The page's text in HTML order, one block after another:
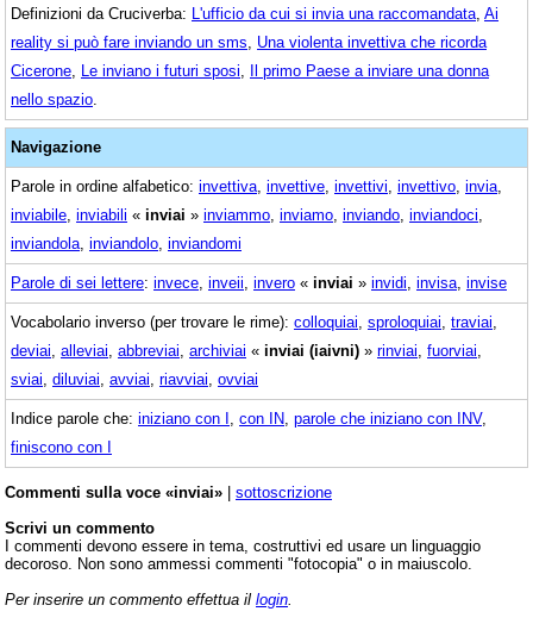
Definizioni da Cruciverba: L'ufficio da cui si invia una raccomandata Ai
reality si può fare inviando un sms
Una violenta invettiva che ricorda
Cicerone Le inviano i futuri sposi
Il primo Paese a inviare una donna
nello spazio
Navigazione
Parole in ordine alfabetico: invettiva invettive invettivi invettivo invia
inviabile inviabili « inviai » inviammo inviamo inviando inviandoci
inviandola inviandolo inviandomi
Parole di sei lettere: invece inveii invero « inviai » invidi invisa invise
Vocabolario inverso (per trovare le rime): colloquiai sproloquiai traviai
deviai alleviai abbreviai archiviai « inviai (iaivni) » rinviai fuorviai
sviai diluviai avviai riavviai ovviai
Indice parole che: iniziano con I con IN parole che iniziano con INV,
finiscono con I
Commenti sulla voce «inviai» | sottoscrizione
Scrivi un commento
I commenti devono essere in tema, costruttivi ed usare un linguaggio
decoroso. Non sono ammessi commenti "fotocopia" o in maiuscolo.
Per inserire un commento effettua il login